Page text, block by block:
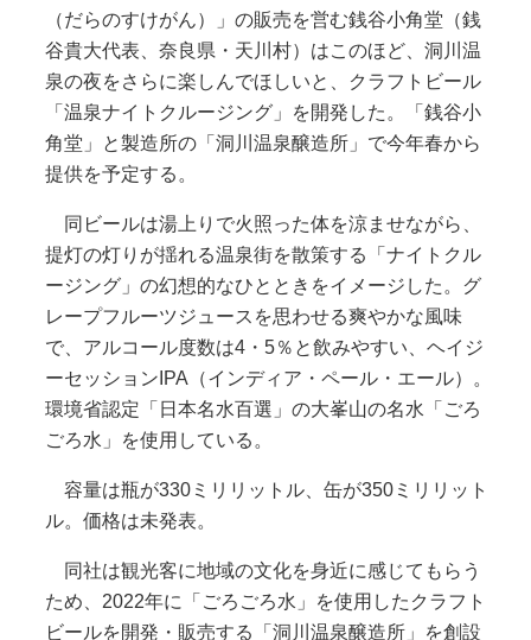
（だらのすけがん）」の販売を営む銭谷小角堂（銭
谷貴大代表、奈良県・天川村）はこのほど、洞川温
泉の夜をさらに楽しんでほしいと、クラフトビール
「温泉ナイトクルージング」を開発した。「銭谷小
角堂」と製造所の「洞川温泉醸造所」で今年春から
提供を予定する。
同ビールは湯上りで火照った体を涼ませながら、
提灯の灯りが揺れる温泉街を散策する「ナイトクル
ージング」の幻想的なひとときをイメージした。グ
レープフルーツジュースを思わせる爽やかな風味
で、アルコール度数は4・5％と飲みやすい、ヘイジ
ーセッションIPA（インディア・ペール・エール）。
環境省認定「日本名水百選」の大峯山の名水「ごろ
ごろ水」を使用している。
容量は瓶が330ミリリットル、缶が350ミリリット
ル。価格は未発表。
同社は観光客に地域の文化を身近に感じてもらう
ため、2022年に「ごろごろ水」を使用したクラフト
ビールを開発・販売する「洞川温泉醸造所」を創設